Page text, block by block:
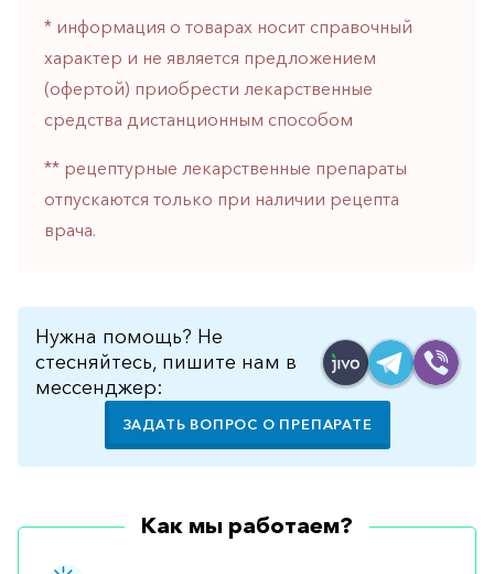
железа
* информация о товарах носит справочный
характер и не является предложением
(офертой) приобрести лекарственные
средства дистанционным способом
** рецептурные лекарственные препараты
отпускаются только при наличии рецепта
врача.
Нужна помощь? Не
стесняйтесь, пишите нам в
мессенджер:
ЗАДАТЬ ВОПРОС О ПРЕПАРАТЕ
Как мы работаем?